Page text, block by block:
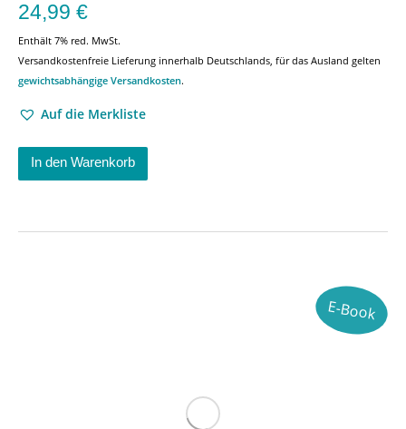
24,99 €
Enthält 7% red. MwSt.
Versandkostenfreie Lieferung innerhalb Deutschlands, für das Ausland gelten
gewichtsabhängige Versandkosten.
Auf die Merkliste
In den Warenkorb
E-Book